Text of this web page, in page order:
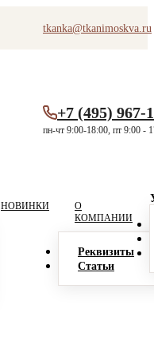
tkanka@tkanimoskva.ru
+7 (495) 967-
пн-чт 9:00-18:00, пт 9:00 -
НОВИНКИ
О
КОМПАНИИ
Реквизиты
Статьи